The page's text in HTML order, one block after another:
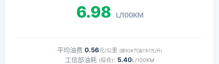
6.98 L/100KM
平均油费 0.56元/公里 (按92#汽油7.97元/升)
工信部油耗 (综合): 5.40L/100KM